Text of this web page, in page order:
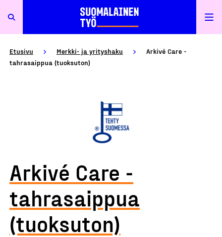
Etusivu Merkki- ja yrityshaku
Arkivé Care -
tahrasaippua (tuoksuton)
Arkivé Care -
tahrasaippua
(tuoksuton)